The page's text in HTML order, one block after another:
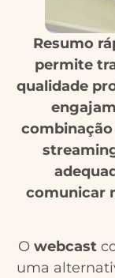
Resumo
permite
qualidade
comunicar
O webcast
uma